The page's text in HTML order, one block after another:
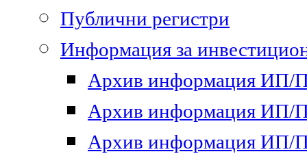
Публични регистри
Информация за
Архив информация ИП/
Архив информация ИП/
Архив информация ИП/